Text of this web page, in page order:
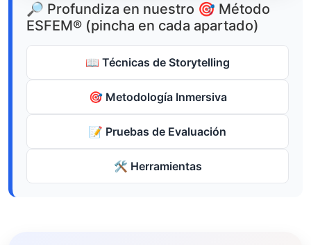
🔎 Profundiza en nuestro 🎯 Método
ESFEM® (pincha en cada apartado)
📖 Técnicas de Storytelling
🎯 Metodología Inmersiva
📝 Pruebas de Evaluación
🛠️ Herramientas